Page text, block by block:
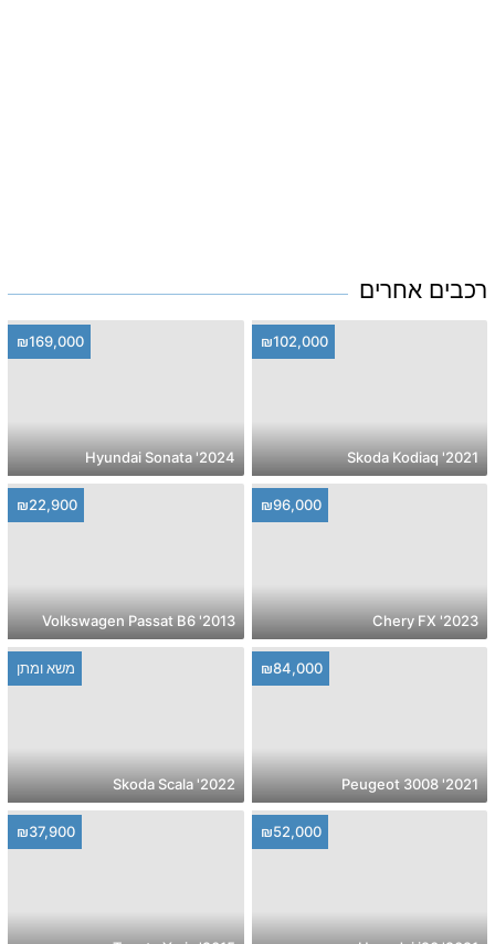
רכבים אחרים
₪102,000
2021' Skoda Kodiaq
₪169,000
2024' Hyundai Sonata
₪96,000
2023' Chery FX
₪22,900
2013' Volkswagen Passat B6
₪84,000
2021' Peugeot 3008
משא ומתן
2022' Skoda Scala
₪52,000
₪37,900